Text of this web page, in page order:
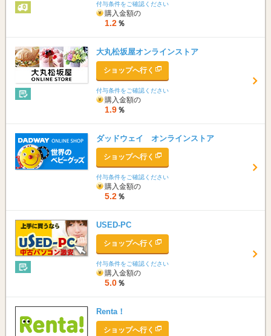
付与条件をご確認ください
購入金額の
1.2 ％
大丸松坂屋オンラインストア
ショップへ行く
付与条件をご確認ください
購入金額の
1.9 ％
ダッドウェイ オンラインストア
ショップへ行く
付与条件をご確認ください
購入金額の
5.2 ％
USED-PC
ショップへ行く
付与条件をご確認ください
購入金額の
5.0 ％
Renta！
ショップへ行く